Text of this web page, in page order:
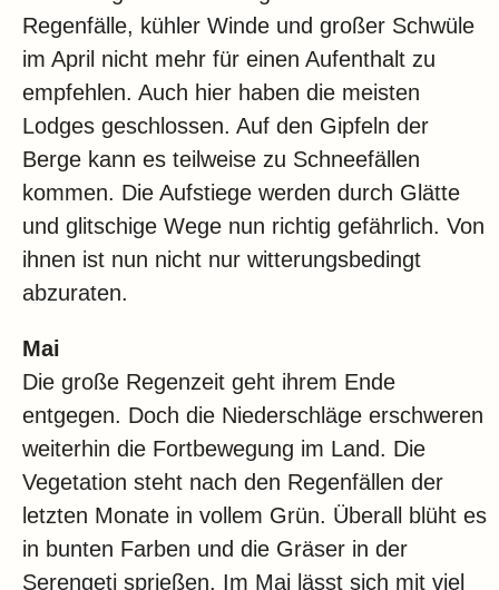
Regenfälle, kühler Winde und großer Schwüle
im April nicht mehr für einen Aufenthalt zu
empfehlen. Auch hier haben die meisten
Lodges geschlossen. Auf den Gipfeln der
Berge kann es teilweise zu Schneefällen
kommen. Die Aufstiege werden durch Glätte
und glitschige Wege nun richtig gefährlich. Von
ihnen ist nun nicht nur witterungsbedingt
abzuraten.
Mai
Die große Regenzeit geht ihrem Ende
entgegen. Doch die Niederschläge erschweren
weiterhin die Fortbewegung im Land. Die
Vegetation steht nach den Regenfällen der
letzten Monate in vollem Grün. Überall blüht es
in bunten Farben und die Gräser in der
Serengeti sprießen. Im Mai lässt sich mit viel